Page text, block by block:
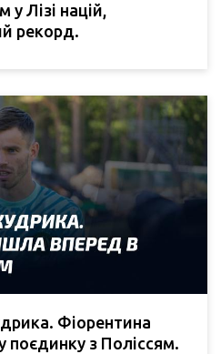
Лізі націй,
рекорд.
Фіорентина
поєдинку з Поліссям.